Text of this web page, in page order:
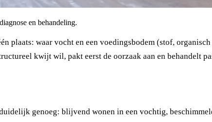
en behandeling.
plaats: waar vocht en een voedingsbodem (stof,
kwijt wil, pakt eerst de oorzaak aan en behandelt
genoeg: blijvend wonen in een vochtig,